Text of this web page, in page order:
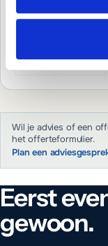
0592 700 221
Wil je advies of een
het offerteformulier.
Plan een
Eerst
gewoon.